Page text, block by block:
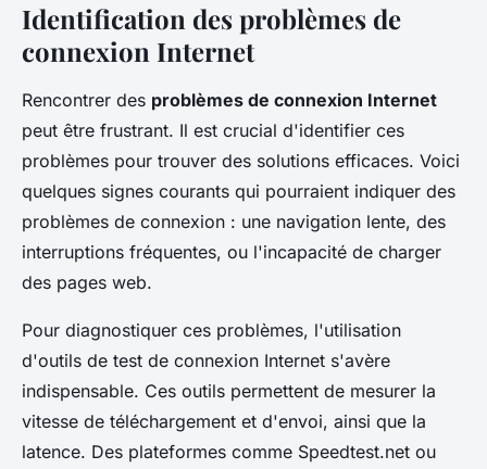
Identification des problèmes de
connexion Internet
Rencontrer des problèmes de connexion Internet
peut être frustrant. Il est crucial d'identifier ces
problèmes pour trouver des solutions efficaces. Voici
quelques signes courants qui pourraient indiquer des
problèmes de connexion : une navigation lente, des
interruptions fréquentes, ou l'incapacité de charger
des pages web.
Pour diagnostiquer ces problèmes, l'utilisation
d'outils de test de connexion Internet s'avère
indispensable. Ces outils permettent de mesurer la
vitesse de téléchargement et d'envoi, ainsi que la
latence. Des plateformes comme Speedtest.net ou